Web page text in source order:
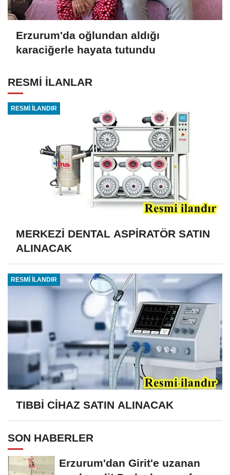
Erzurum'da oğlundan aldığı
karaciğerle hayata tutundu
RESMİ İLANLAR
RESMİ İLANDIR
MERKEZİ DENTAL ASPİRATÖR SATIN
ALINACAK
RESMİ İLANDIR
TIBBİ CİHAZ SATIN ALINACAK
SON HABERLER
Erzurum'dan Girit'e uzanan